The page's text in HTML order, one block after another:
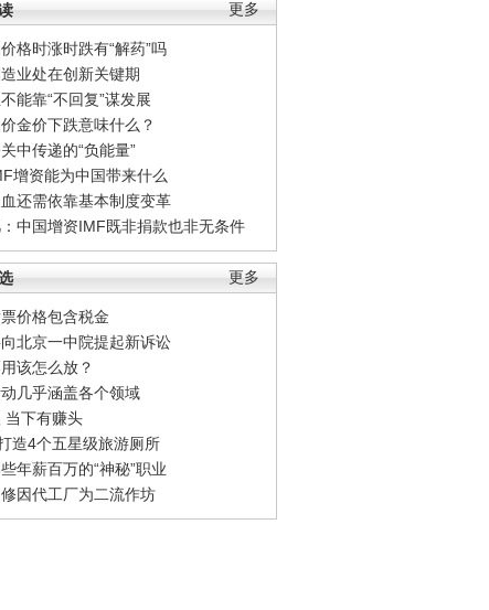
更多
格时涨时跌有“解药”吗
业处在创新关键期
能靠“不回复”谋发展
金价下跌意味什么？
中传递的“负能量”
增资能为中国带来什么
还需依靠基本制度变革
中国增资IMF既非捐款也非无条件
更多
价格包含税金
北京一中院提起新诉讼
该怎么放？
几乎涵盖各个领域
当下有赚头
造4个五星级旅游厕所
年薪百万的“神秘”职业
因代工厂为二流作坊